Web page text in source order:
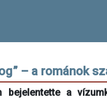
– a románok
bejelentette a